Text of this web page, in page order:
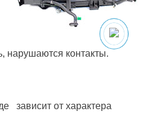
нарушаются контакты.
зависит от характера